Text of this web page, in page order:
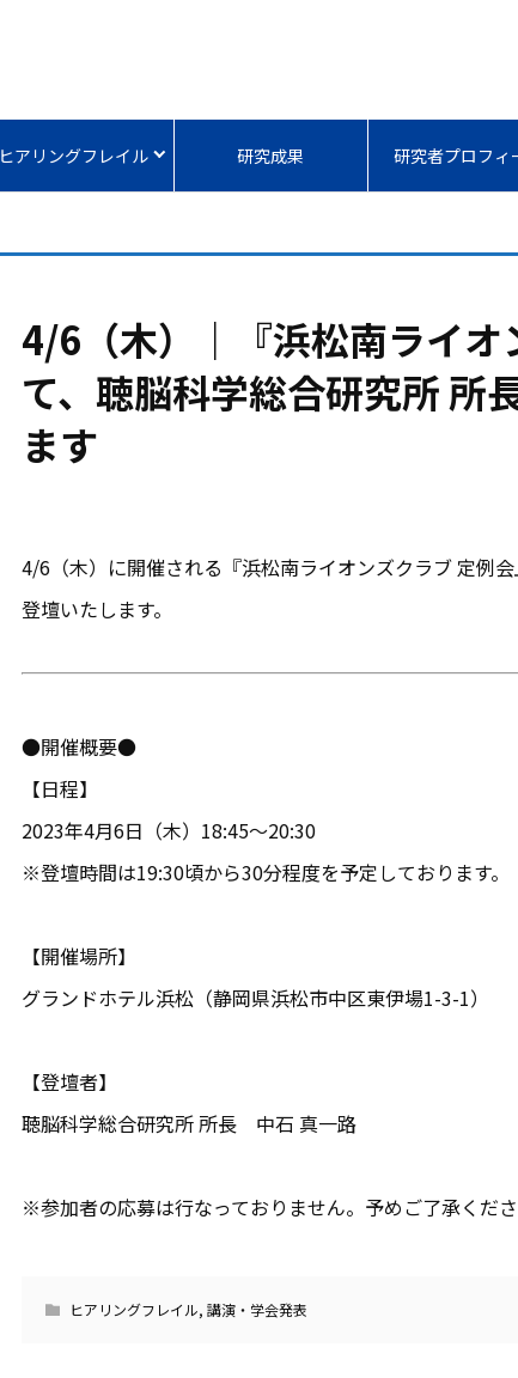
ヒアリングフレイル 研究成果 研究者プロフィ
4/6（木）｜『浜松南ライオ
て、聴脳科学総合研究所 所
ます
4/6（木）に開催される『浜松南ライオンズクラブ 定例
登壇いたします。
●開催概要●
【日程】
2023年4月6日（木）18:45〜20:30
※登壇時間は19:30頃から30分程度を予定しております。
【開催場所】
グランドホテル浜松（静岡県浜松市中区東伊場1-3-1）
【登壇者】
聴脳科学総合研究所 所長 中石 真一路
※参加者の応募は行なっておりません。予めご了承くだ
ヒアリングフレイル, 講演・学会発表